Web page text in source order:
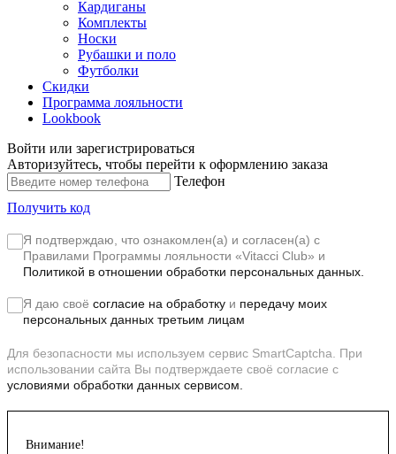
Кардиганы
Комплекты
Носки
Рубашки и поло
Футболки
Скидки
Программа лояльности
Lookbook
Войти или зарегистрироваться
Авторизуйтесь, чтобы перейти к оформлению заказа
Телефон
Получить код
Я подтверждаю, что ознакомлен(а) и согласен(а) с
Правилами Программы лояльности «Vitacci Club» и
Политикой в отношении обработки персональных данных.
Я даю своё согласие на обработку и передачу моих
персональных данных третьим лицам
Для безопасности мы используем сервис SmartCaptcha. При
использовании сайта Вы подтверждаете своё согласие с
условиями обработки данных сервисом.
Внимание!